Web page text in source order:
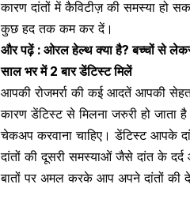
कारण दांतों मेंकैविटीज़की समस्या हो
कुछ हद तक कम कर दें।
और पढ़ें : ओरल हेल्थ क्या है? बच्चों से
साल भर में 2 बार डेंटिस्ट मिलें
आपकी रोजमर्रा की कई आदतें आपकी
कारण डेंटिस्ट से मिलना जरुरी हो
चेकअप करवाना चाहिए। डेंटिस्ट आपके
दांतों की दूसरी समस्याओं जैसेदांत के दर्द
बातों पर अमल करके आप अपने दांतों